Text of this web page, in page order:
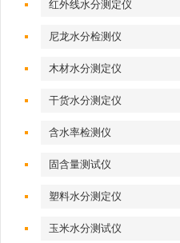
红外线水分测定仪
尼龙水分检测仪
木材水分测定仪
干货水分测定仪
含水率检测仪
固含量测试仪
塑料水分测定仪
玉米水分测试仪